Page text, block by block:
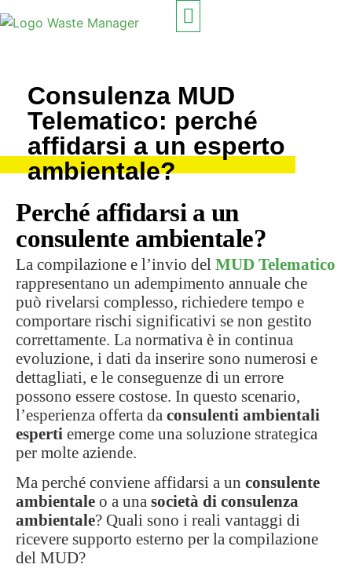
Consulenza MUD
Telematico: perché
affidarsi a un esperto
ambientale?
Perché affidarsi a un
consulente ambientale?
La compilazione e l’invio del MUD Telematico
rappresentano un adempimento annuale che
può rivelarsi complesso, richiedere tempo e
comportare rischi significativi se non gestito
correttamente. La normativa è in continua
evoluzione, i dati da inserire sono numerosi e
dettagliati, e le conseguenze di un errore
possono essere costose. In questo scenario,
l’esperienza offerta da consulenti ambientali
esperti emerge come una soluzione strategica
per molte aziende.
Ma perché conviene affidarsi a un consulente
ambientale o a una società di consulenza
ambientale? Quali sono i reali vantaggi di
ricevere supporto esterno per la compilazione
del MUD?